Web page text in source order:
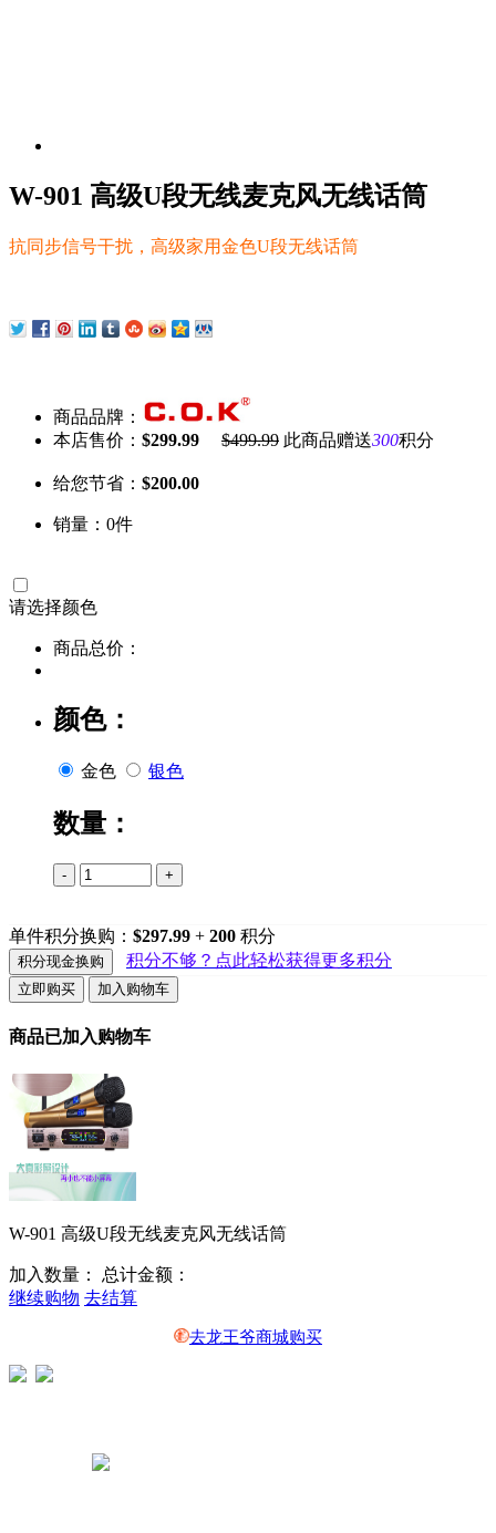
W-901 高级U段无线麦克风无线话筒
抗同步信号干扰，高级家用金色U段无线话筒
商品品牌：
本店售价： $299.99 $499.99 此商品赠送300积分
给您节省： $200.00
销量：0件
请选择颜色
商品总价：
颜色：
金色 银色
数量：
- +
单件积分换购： $297.99 + 200 积分
积分现金换购 积分不够？点此轻松获得更多积分
立即购买 加入购物车
商品已加入购物车
W-901 高级U段无线麦克风无线话筒
加入数量： 总计金额：
继续购物 去结算
去龙王爷商城购买